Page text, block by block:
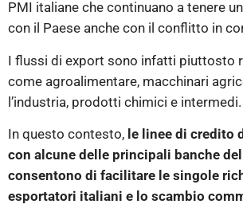
PMI italiane che continuano a tenere
con il Paese anche con il conflitto in
I flussi di export sono infatti piuttosto
come agroalimentare, macchinari
l’industria, prodotti chimici e intermedi.
In questo contesto, le linee di credito
con alcune delle principali banche del
consentono di facilitare le singole
esportatori italiani e lo scambio